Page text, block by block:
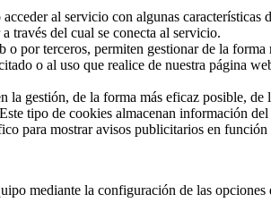
al servicio con algunas
través del cual se conecta al servicio.
por terceros, permiten gestionar de la
o al uso que realice de nuestra página
gestión, de la forma más eficaz posible,
tipo de cookies almacenan información
para mostrar avisos publicitarios en función
mediante la configuración de las